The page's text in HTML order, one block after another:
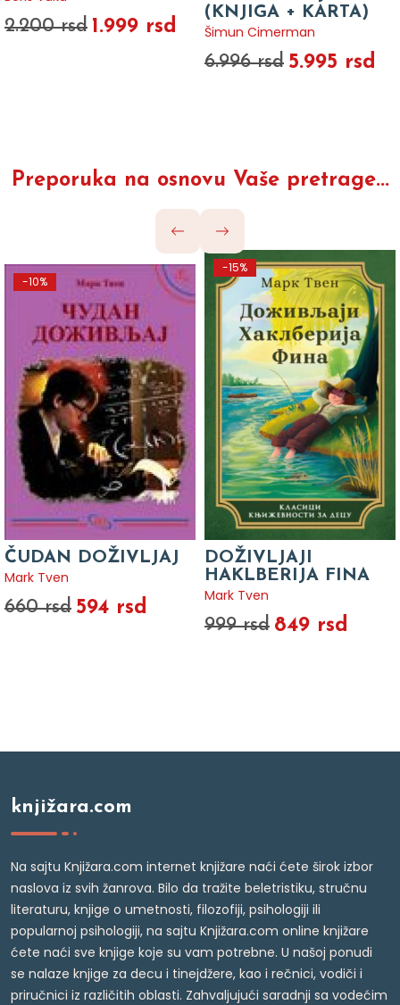
2.200 rsd 1.999 rsd
(KNJIGA + KARTA)
Šimun Cimerman
6.996 rsd 5.995 rsd
Preporuka na osnovu Vaše pretrage...
-10%
ČUDAN DOŽIVLJAJ
Mark Tven
660 rsd 594 rsd
-15%
DOŽIVLJAJI
HAKLBERIJA FINA
Mark Tven
999 rsd 849 rsd
knjižara.com
Na sajtu Knjižara.com internet knjižare naći ćete širok izbor
naslova iz svih žanrova. Bilo da tražite beletristiku, stručnu
literaturu, knjige o umetnosti, filozofiji, psihologiji ili
popularnoj psihologiji, na sajtu Knjižara.com online knjižare
ćete naći sve knjige koje su vam potrebne. U našoj ponudi
se nalaze knjige za decu i tinejdžere, kao i rečnici, vodiči i
priručnici iz različitih oblasti. Zahvaljujući saradnji sa vodećim